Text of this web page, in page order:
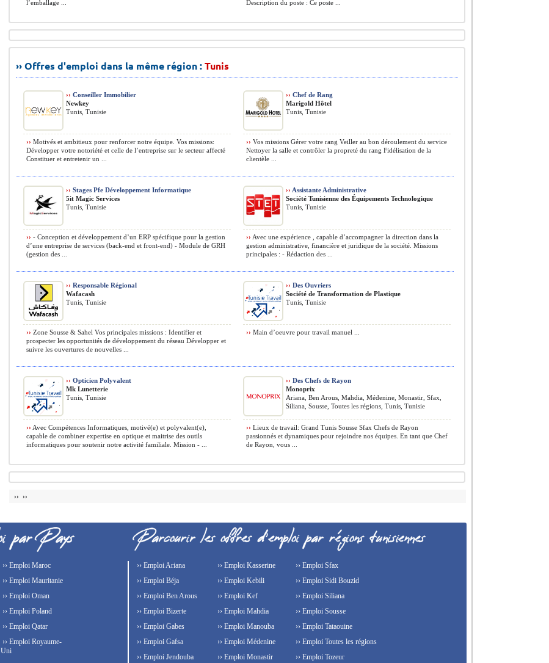
l’emballage ...
Description du poste : Ce poste ...
›› Offres d'emploi dans la même région :Tunis
›› Conseiller Immobilier
Newkey
Tunis, Tunisie
›› Motivés et ambitieux pour renforcer notre équipe. Vos missions:
Développer votre notoriété et celle de l’entreprise sur le secteur affecté
Constituer et entretenir un ...
›› Chef de Rang
Marigold Hôtel
Tunis, Tunisie
›› Vos missions Gérer votre rang Veiller au bon déroulement du service
Nettoyer la salle et contrôler la propreté du rang Fidélisation de la
clientèle ...
›› Stages Pfe Développement Informatique
5it Magic Services
Tunis, Tunisie
›› - Conception et développement d’un ERP spécifique pour la gestion
d’une entreprise de services (back-end et front-end) - Module de GRH
(gestion des ...
›› Assistante Administrative
Société Tunisienne des Équipements Technologique
Tunis, Tunisie
›› Avec une expérience , capable d’accompagner la direction dans la
gestion administrative, financière et juridique de la société. Missions
principales : - Rédaction des ...
›› Responsable Régional
Wafacash
Tunis, Tunisie
›› Zone Sousse & Sahel Vos principales missions : Identifier et
prospecter les opportunités de développement du réseau Développer et
suivre les ouvertures de nouvelles ...
›› Des Ouvriers
Société de Transformation de Plastique
Tunis, Tunisie
›› Main d’oeuvre pour travail manuel ...
›› Opticien Polyvalent
Mk Lunetterie
Tunis, Tunisie
›› Avec Compétences Informatiques, motivé(e) et polyvalent(e),
capable de combiner expertise en optique et maitrise des outils
informatiques pour soutenir notre activité familiale. Mission - ...
›› Des Chefs de Rayon
Monoprix
Ariana, Ben Arous, Mahdia, Médenine, Monastir, Sfax,
Siliana, Sousse, Toutes les régions, Tunis, Tunisie
›› Lieux de travail: Grand Tunis Sousse Sfax Chefs de Rayon
passionnés et dynamiques pour rejoindre nos équipes. En tant que Chef
de Rayon, vous ...
›› ››
›› Emploi Maroc
›› Emploi Mauritanie
›› Emploi Oman
›› Emploi Poland
›› Emploi Qatar
›› Emploi Royaume-
Uni
›› Emploi Ariana
›› Emploi Béja
›› Emploi Ben Arous
›› Emploi Bizerte
›› Emploi Gabes
›› Emploi Gafsa
›› Emploi Jendouba
›› Emploi Kasserine
›› Emploi Kebili
›› Emploi Kef
›› Emploi Mahdia
›› Emploi Manouba
›› Emploi Médenine
›› Emploi Monastir
›› Emploi Sfax
›› Emploi Sidi Bouzid
›› Emploi Siliana
›› Emploi Sousse
›› Emploi Tataouine
›› Emploi Toutes les régions
›› Emploi Tozeur